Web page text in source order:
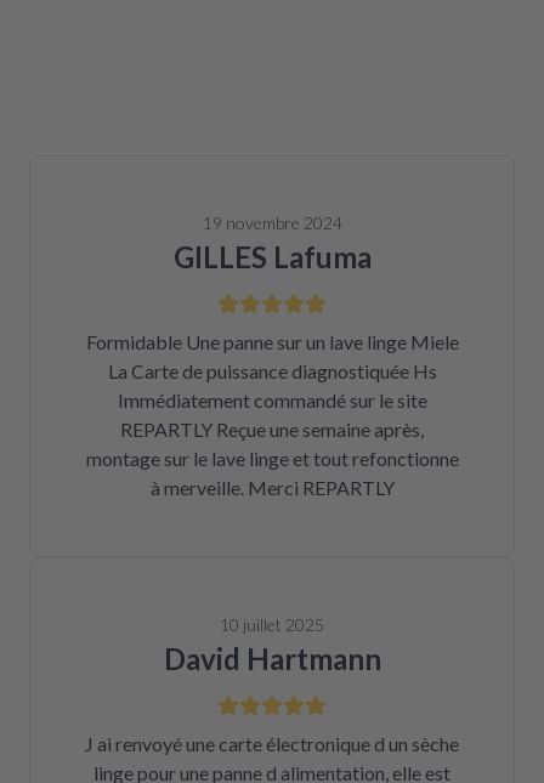
19 novembre 2024
GILLES Lafuma
Formidable Une panne sur un lave linge Miele
La Carte de puissance diagnostiquée Hs
Immédiatement commandé sur le site
REPARTLY Reçue une semaine après,
montage sur le lave linge et tout refonctionne
à merveille. Merci REPARTLY
10 juillet 2025
David Hartmann
J ai renvoyé une carte électronique d un sèche
linge pour une panne d alimentation, elle est